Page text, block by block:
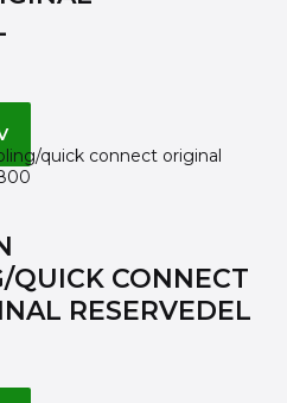
QUICK CONNECT
RESERVEDEL